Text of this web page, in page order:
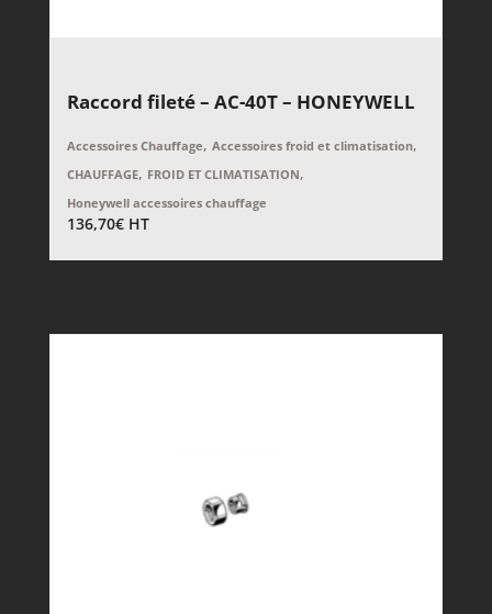
Raccord fileté – AC-40T – HONEYWELL
Accessoires Chauffage, Accessoires froid et climatisation,
CHAUFFAGE, FROID ET CLIMATISATION,
Honeywell accessoires chauffage
136,70€ HT